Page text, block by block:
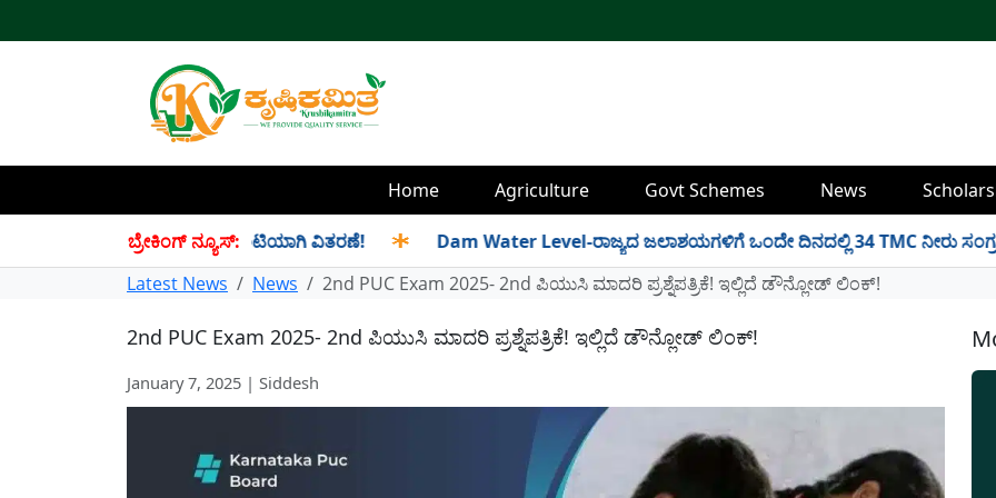
Home Agriculture Govt Schemes News
ಬ್ರೇಕಿಂಗ್ ನ್ಯೂಸ್:
ಸೆಪ್ಟೆಂಬರ್ ತಿಂಗಳ ಪಡಿತರ ಜಂಟಿಯಾಗಿ ವಿತರಣೆ! ✱ Dam Water Level-ರಾಜ್ಯದ ಜಲಾಶಯಗಳಿಗೆ ಒಂದೇ ದಿನದಲ್ಲಿ 34 TMC ನೀರು ಸಂಗ್ರಹ!
Latest News
News 2nd PUC Exam 2025- 2nd ಪಿಯುಸಿ ಮಾದರಿ ಪ್ರಶ್ನೆಪತ್ರಿಕೆ! ಇಲ್ಲಿದೆ ಡೌನ್ಲೋಡ್ ಲಿಂಕ್!
2nd PUC Exam 2025- 2nd ಪಿಯುಸಿ ಮಾದರಿ ಪ್ರಶ್ನೆಪತ್ರಿಕೆ! ಇಲ್ಲಿದೆ ಡೌನ್ಲೋಡ್ ಲಿಂಕ್!
January 7, 2025 | Siddesh